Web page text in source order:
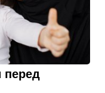
перед